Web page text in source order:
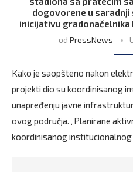
dogovorene u saradnji
inicijativu gradonačelnika
od PressNews
Kako je saopšteno nakon
projekti dio su koordinisanog
unapređenju javne
ovog područja. „Planirane
koordinisanog